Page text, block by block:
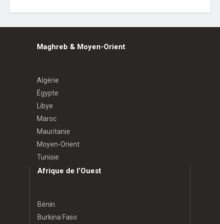
Maghreb & Moyen-Orient
Algérie
Égypte
Libye
Maroc
Mauritanie
Moyen-Orient
Tunisie
Afrique de l’Ouest
Bénin
Burkina Faso